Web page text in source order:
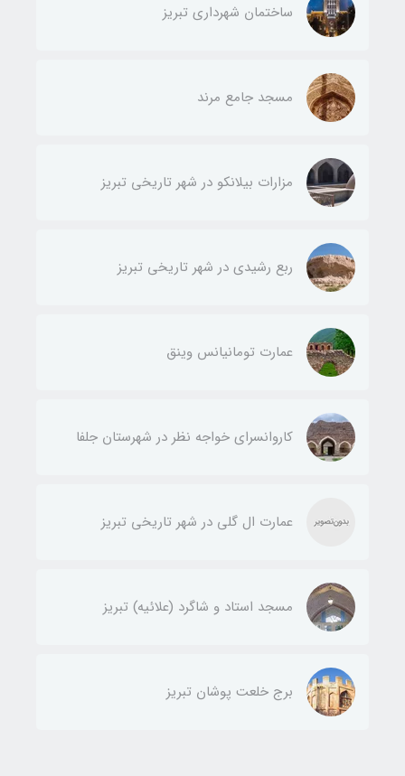
ساختمان شهرداری تبریز
مسجد جامع مرند
مزارات بیلانکو در شهر تاریخی تبریز
ربع رشیدی در شهر تاریخی تبریز
عمارت تومانیانس وینق
کاروانسرای خواجه نظر در شهرستان جلفا
عمارت ال گلی در شهر تاریخی تبریز
مسجد استاد و شاگرد (علائیه) تبریز
برج خلعت پوشان تبریز